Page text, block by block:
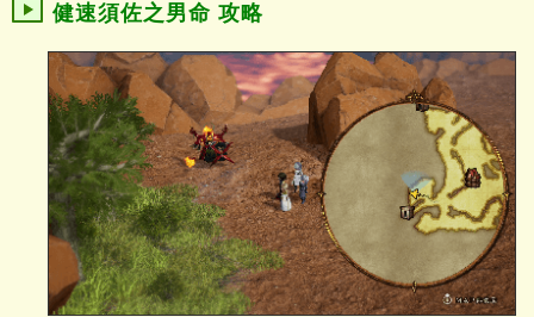
健速須佐之男命 攻略